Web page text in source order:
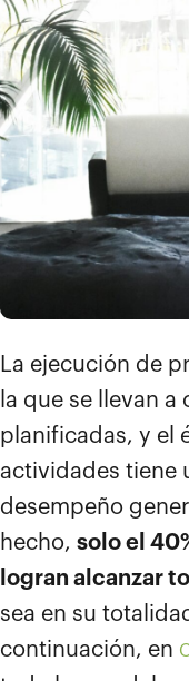
La ejecución de
la que se llevan
planificadas, y el
actividades tiene
desempeño
hecho, solo el
logran alcanzar
sea en su
continuación, en